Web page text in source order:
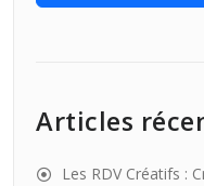
Articles
Les RDV Créatifs :